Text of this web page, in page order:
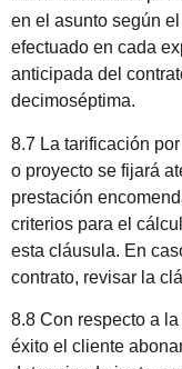
en el asunto según
efectuado en cada
anticipada del
decimoséptima.
8.7 La tarificación
o proyecto se fijará
prestación
criterios para el
esta cláusula. En
contrato, revisar la
8.8 Con respecto a
éxito el cliente